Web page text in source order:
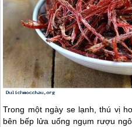
Trong một ngày se lạnh, thú vị
bên bếp lửa uống ngụm rượu